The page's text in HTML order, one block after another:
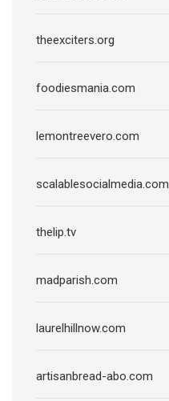
theexciters.org
foodiesmania.com
lemontreevero.com
scalablesocialmedia.com
thelip.tv
madparish.com
laurelhillnow.com
artisanbread-abo.com